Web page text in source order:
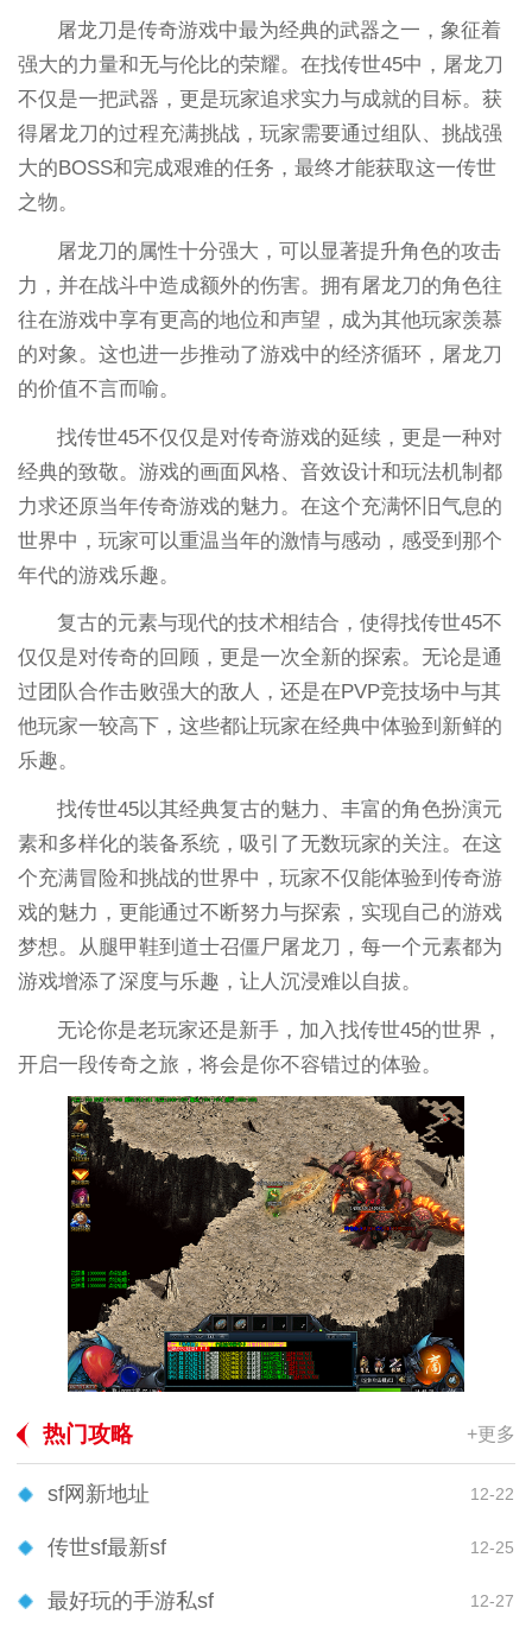
屠龙刀是传奇游戏中最为经典的武器之一，象征着
强大的力量和无与伦比的荣耀。在找传世45中，屠龙刀
不仅是一把武器，更是玩家追求实力与成就的目标。获
得屠龙刀的过程充满挑战，玩家需要通过组队、挑战强
大的BOSS和完成艰难的任务，最终才能获取这一传世
之物。
屠龙刀的属性十分强大，可以显著提升角色的攻击
力，并在战斗中造成额外的伤害。拥有屠龙刀的角色往
往在游戏中享有更高的地位和声望，成为其他玩家羡慕
的对象。这也进一步推动了游戏中的经济循环，屠龙刀
的价值不言而喻。
找传世45不仅仅是对传奇游戏的延续，更是一种对
经典的致敬。游戏的画面风格、音效设计和玩法机制都
力求还原当年传奇游戏的魅力。在这个充满怀旧气息的
世界中，玩家可以重温当年的激情与感动，感受到那个
年代的游戏乐趣。
复古的元素与现代的技术相结合，使得找传世45不
仅仅是对传奇的回顾，更是一次全新的探索。无论是通
过团队合作击败强大的敌人，还是在PVP竞技场中与其
他玩家一较高下，这些都让玩家在经典中体验到新鲜的
乐趣。
找传世45以其经典复古的魅力、丰富的角色扮演元
素和多样化的装备系统，吸引了无数玩家的关注。在这
个充满冒险和挑战的世界中，玩家不仅能体验到传奇游
戏的魅力，更能通过不断努力与探索，实现自己的游戏
梦想。从腿甲鞋到道士召僵尸屠龙刀，每一个元素都为
游戏增添了深度与乐趣，让人沉浸难以自拔。
无论你是老玩家还是新手，加入找传世45的世界，
开启一段传奇之旅，将会是你不容错过的体验。
热门攻略 +更多
sf网新地址 12-22
传世sf最新sf 12-25
最好玩的手游私sf 12-27